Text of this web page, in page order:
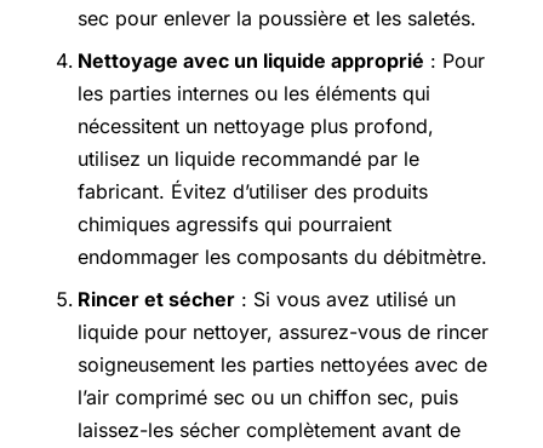
sec pour enlever la poussière et les saletés.
Nettoyage avec un liquide approprié : Pour
les parties internes ou les éléments qui
nécessitent un nettoyage plus profond,
utilisez un liquide recommandé par le
fabricant. Évitez d’utiliser des produits
chimiques agressifs qui pourraient
endommager les composants du débitmètre.
Rincer et sécher : Si vous avez utilisé un
liquide pour nettoyer, assurez-vous de rincer
soigneusement les parties nettoyées avec de
l’air comprimé sec ou un chiffon sec, puis
laissez-les sécher complètement avant de